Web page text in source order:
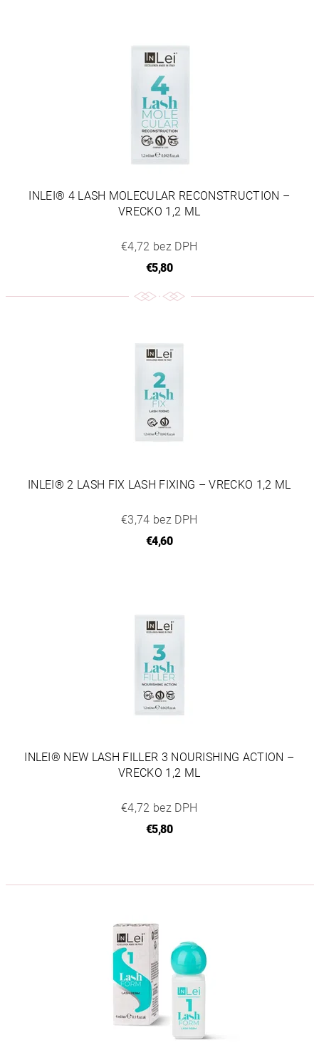
INLEI® 4 LASH MOLECULAR RECONSTRUCTION –
VRECKO 1,2 ML
€4,72 bez DPH
€5,80
INLEI® 2 LASH FIX LASH FIXING – VRECKO 1,2 ML
€3,74 bez DPH
€4,60
INLEI® NEW LASH FILLER 3 NOURISHING ACTION –
VRECKO 1,2 ML
€4,72 bez DPH
€5,80